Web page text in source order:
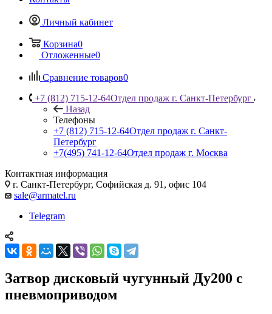
Личный кабинет
Корзина0
Отложенные0
Сравнение товаров0
+7 (812) 715-12-64Отдел продаж г. Санкт-Петербург
Назад
Телефоны
+7 (812) 715-12-64Отдел продаж г. Санкт-
Петербург
+7(495) 741-12-64Отдел продаж г. Москва
Контактная информация
г. Санкт-Петербург, Софийская д. 91, офис 104
sale@armatel.ru
Telegram
Затвор дисковый чугунный Ду200 с
пневмоприводом